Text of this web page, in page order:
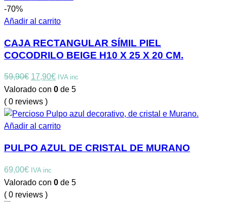
-70%
Añadir al carrito
CAJA RECTANGULAR SÍMIL PIEL
COCODRILO BEIGE H10 X 25 X 20 CM.
59,90€ El
precio
original
era:
59,90€.
17,90€El
precio
es:
17,90€.
IVA inc
Valorado con 0 de 5
( 0 reviews )
Añadir al carrito
PULPO AZUL DE CRISTAL DE MURANO
69,00€ IVA inc
Valorado con 0 de 5
( 0 reviews )